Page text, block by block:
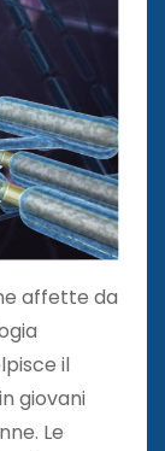
affette da
il
giovani
Le